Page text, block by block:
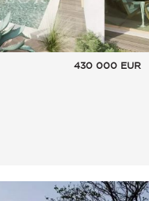
430 000 EUR